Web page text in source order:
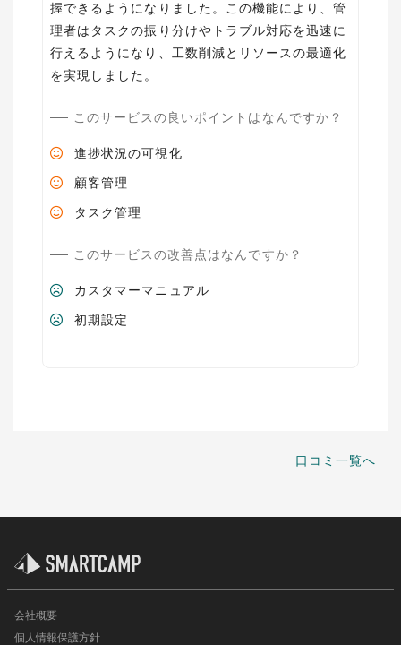
握できるようになりました。この機能により、管
理者はタスクの振り分けやトラブル対応を迅速に
行えるようになり、工数削減とリソースの最適化
を実現しました。
このサービスの良いポイントはなんですか？
進捗状況の可視化
顧客管理
タスク管理
このサービスの改善点はなんですか？
カスタマーマニュアル
初期設定
口コミ一覧へ
会社概要
個人情報保護方針